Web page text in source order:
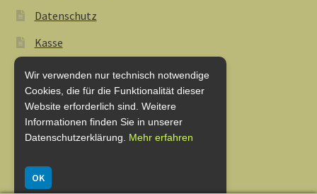
Datenschutz
Kasse
Lieferung und Zahlung
My Account
Shop
Wir verwenden nur technisch notwendige
Cookies, die für die Funktionalität dieser
Website erforderlich sind. Weitere
Informationen finden Sie in unserer
Datenschutzerklärung.
Mehr erfahren
OK